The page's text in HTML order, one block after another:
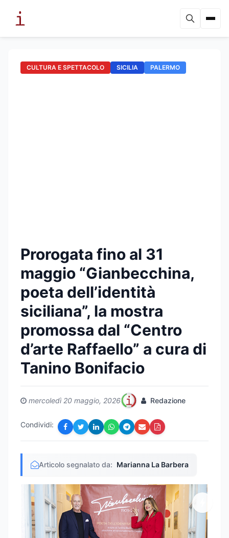
CULTURA E SPETTACOLO SICILIA PALERMO
Prorogata fino al 31
maggio “Gianbecchina,
poeta dell’identità
siciliana”, la mostra
promossa dal “Centro
d’arte Raffaello” a cura di
Tanino Bonifacio
mercoledì 20 maggio, 2026 Redazione
Condividi:
Articolo segnalato da: Marianna La Barbera